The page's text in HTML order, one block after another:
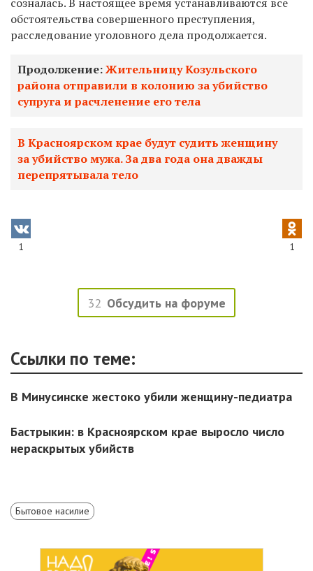
обстоятельства совершенного преступления,
расследование уголовного дела продолжается.
Продолжение:Жительницу Козульского
района отправили в колонию за убийство
супруга и расчленение его тела
В Красноярском крае будут судить женщину
за убийство мужа. За два года она дважды
перепрятывала тело
1 1
32 Обсудить на форуме
Ссылки по теме:
В Минусинске жестоко убили женщину-педиатра
Бастрыкин: в Красноярском крае выросло число
нераскрытых убийств
Бытовое насилие